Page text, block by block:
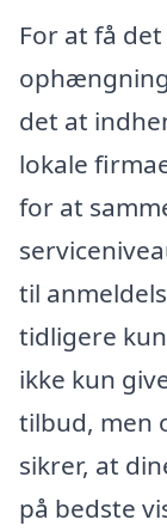
For at få
det at
lokale
for at
til
tidligere
ikke kun
tilbud, men
sikrer, at
på bedste